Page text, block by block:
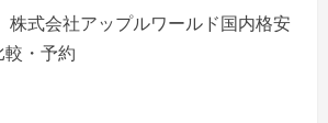
株式会社アップルワールド国内格安
較・予約